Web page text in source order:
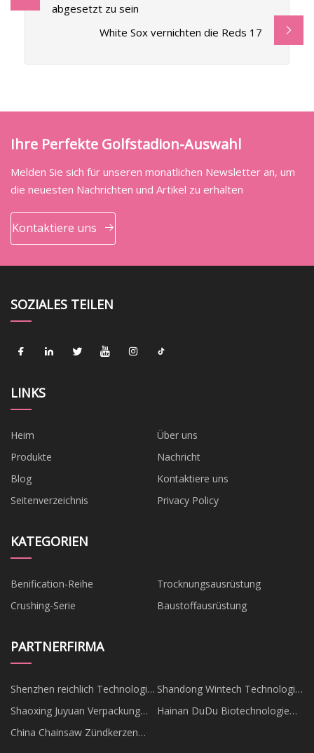
abgesetzt zu sein
White Sox vernichten die Reds 17
Ihre Perfekte Golfstadion-Auswahl
Melden Sie sich für unseren monatlichen Newsletter an, um
die neuesten Nachrichten und Artikel zu erhalten
Kontaktiere uns
SOZIALES TEILEN
LINKS
Heim
Über uns
Produkte
Nachricht
Blog
Kontaktiere uns
Seitenverzeichnis
Privacy Policy
KATEGORIEN
Benification-Reihe
Trocknungsausrüstung
Crushing-Serie
Baustoffausrüstung
PARTNERFIRMA
Shenzhen reichlich Technologie
Co., Ltd
Shandong Wintech Technologie
Co., GmbH
Shaoxing Juyuan Verpackung
Produkte Co., GmbH.
Hainan DuDu Biotechnologie
China Chainsaw Zündkerzen